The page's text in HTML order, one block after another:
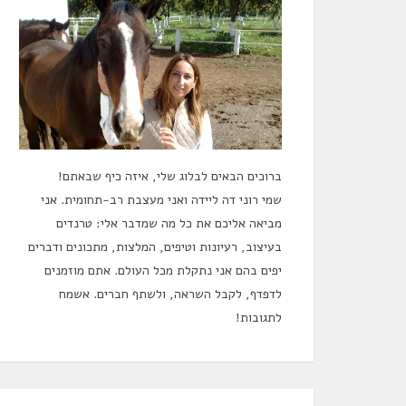
ברוכים הבאים לבלוג שלי, איזה כיף שבאתם!
שמי רוני דה ליידה ואני מעצבת רב-תחומית. אני
מביאה אליכם את כל מה שמדבר אלי: טרנדים
בעיצוב, רעיונות וטיפים, המלצות, מתכונים ודברים
יפים בהם אני נתקלת מכל העולם. אתם מוזמנים
לדפדף, לקבל השראה, ולשתף חברים. אשמח
לתגובות!